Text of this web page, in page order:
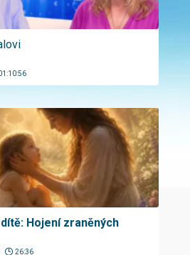
Hojení zraněných
26:36